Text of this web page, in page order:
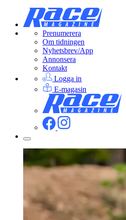
Prenumerera
Om tidningen
Nyhetsbrev/App
Annonsera
Kontakt
Logga in
E-magasin